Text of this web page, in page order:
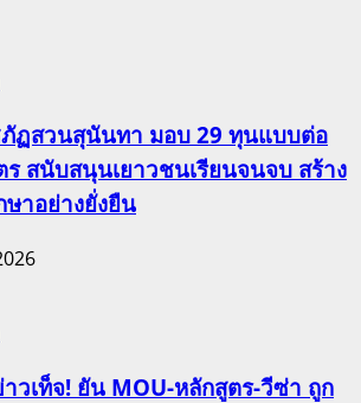
ฏสวนสุนันทา มอบ 29 ทุนแบบต่อ
ร สนับสนุนเยาวชนเรียนจนจบ สร้าง
าอย่างยั่งยืน
วเท็จ! ยัน MOU-หลักสูตร-วีซ่า ถูก